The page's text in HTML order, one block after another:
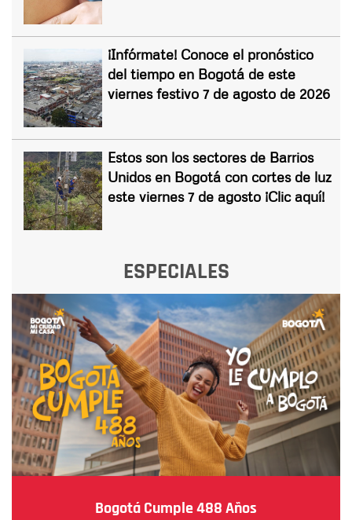
¡Infórmate! Conoce el pronóstico
del tiempo en Bogotá de este
viernes festivo 7 de agosto de 2026
Estos son los sectores de Barrios
Unidos en Bogotá con cortes de luz
este viernes 7 de agosto ¡Clic aquí!
ESPECIALES
Bogotá Cumple 488 Años